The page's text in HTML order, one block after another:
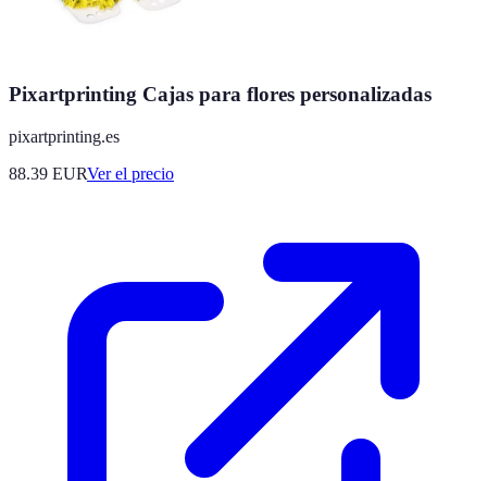
Pixartprinting Cajas para flores personalizadas
pixartprinting.es
88.39 EURVer el precio